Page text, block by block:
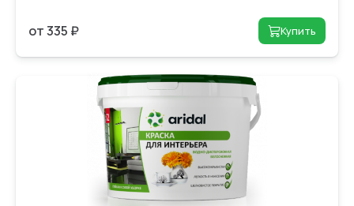
от 335 ₽ Купить